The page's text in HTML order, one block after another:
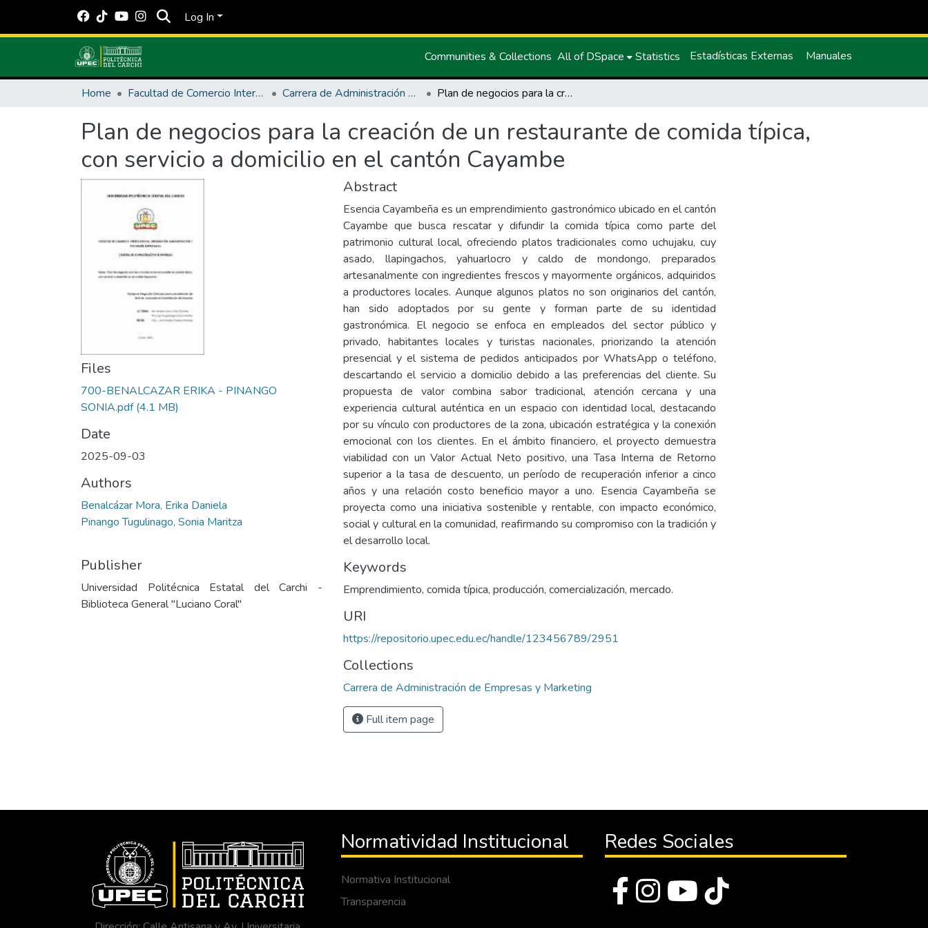
Log In
Communities & Collections All of DSpace Statistics Estadísticas Externas Manuales
Home Facultad de Comercio Internacional, Integración, Administración y Economía Empresarial Carrera de Administración de Empresas y Marketing Plan de negocios para la creación de un restaurante de comida típica, con servicio a domicilio en el cantón Cayambe
Plan de negocios para la creación de un restaurante de comida típica,
con servicio a domicilio en el cantón Cayambe
Files
700-BENALCAZAR ERIKA - PINANGO
SONIA.pdf(4.1 MB)
Date
2025-09-03
Authors
Benalcázar Mora, Erika Daniela
Pinango Tugulinago, Sonia Maritza
Publisher
Universidad Politécnica Estatal del Carchi -
Biblioteca General "Luciano Coral"
Abstract
Esencia Cayambeña es un emprendimiento gastronómico ubicado en el cantón
Cayambe que busca rescatar y difundir la comida típica como parte del
patrimonio cultural local, ofreciendo platos tradicionales como uchujaku, cuy
asado, llapingachos, yahuarlocro y caldo de mondongo, preparados
artesanalmente con ingredientes frescos y mayormente orgánicos, adquiridos
a productores locales. Aunque algunos platos no son originarios del cantón,
han sido adoptados por su gente y forman parte de su identidad
gastronómica. El negocio se enfoca en empleados del sector público y
privado, habitantes locales y turistas nacionales, priorizando la atención
presencial y el sistema de pedidos anticipados por WhatsApp o teléfono,
descartando el servicio a domicilio debido a las preferencias del cliente. Su
propuesta de valor combina sabor tradicional, atención cercana y una
experiencia cultural auténtica en un espacio con identidad local, destacando
por su vínculo con productores de la zona, ubicación estratégica y la conexión
emocional con los clientes. En el ámbito financiero, el proyecto demuestra
viabilidad con un Valor Actual Neto positivo, una Tasa Interna de Retorno
superior a la tasa de descuento, un período de recuperación inferior a cinco
años y una relación costo beneficio mayor a uno. Esencia Cayambeña se
proyecta como una iniciativa sostenible y rentable, con impacto económico,
social y cultural en la comunidad, reafirmando su compromiso con la tradición y
el desarrollo local.
Keywords
Emprendimiento, comida típica, producción, comercialización, mercado.
URI
https://repositorio.upec.edu.ec/handle/123456789/2951
Collections
Carrera de Administración de Empresas y Marketing
Full item page
Normatividad Institucional
Normativa Institucional
Transparencia
Redes Sociales